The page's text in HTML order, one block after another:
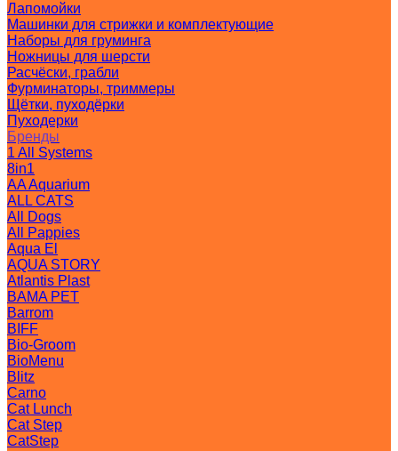
Лапомойки
Машинки для стрижки и комплектующие
Наборы для груминга
Ножницы для шерсти
Расчёски, грабли
Фурминаторы, триммеры
Щётки, пуходёрки
Пуходерки
Бренды
1 All Systems
8in1
AA Aquarium
ALL CATS
All Dogs
All Pappies
Aqua El
AQUA STORY
Atlantis Plast
BAMA PET
Barrom
BIFF
Bio-Groom
BioMenu
Blitz
Carno
Cat Lunch
Cat Step
CatStep